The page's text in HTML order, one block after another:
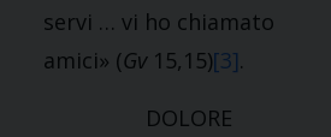
servi … vi ho chiamato
amici» (Gv15,15)[3].
DOLORE